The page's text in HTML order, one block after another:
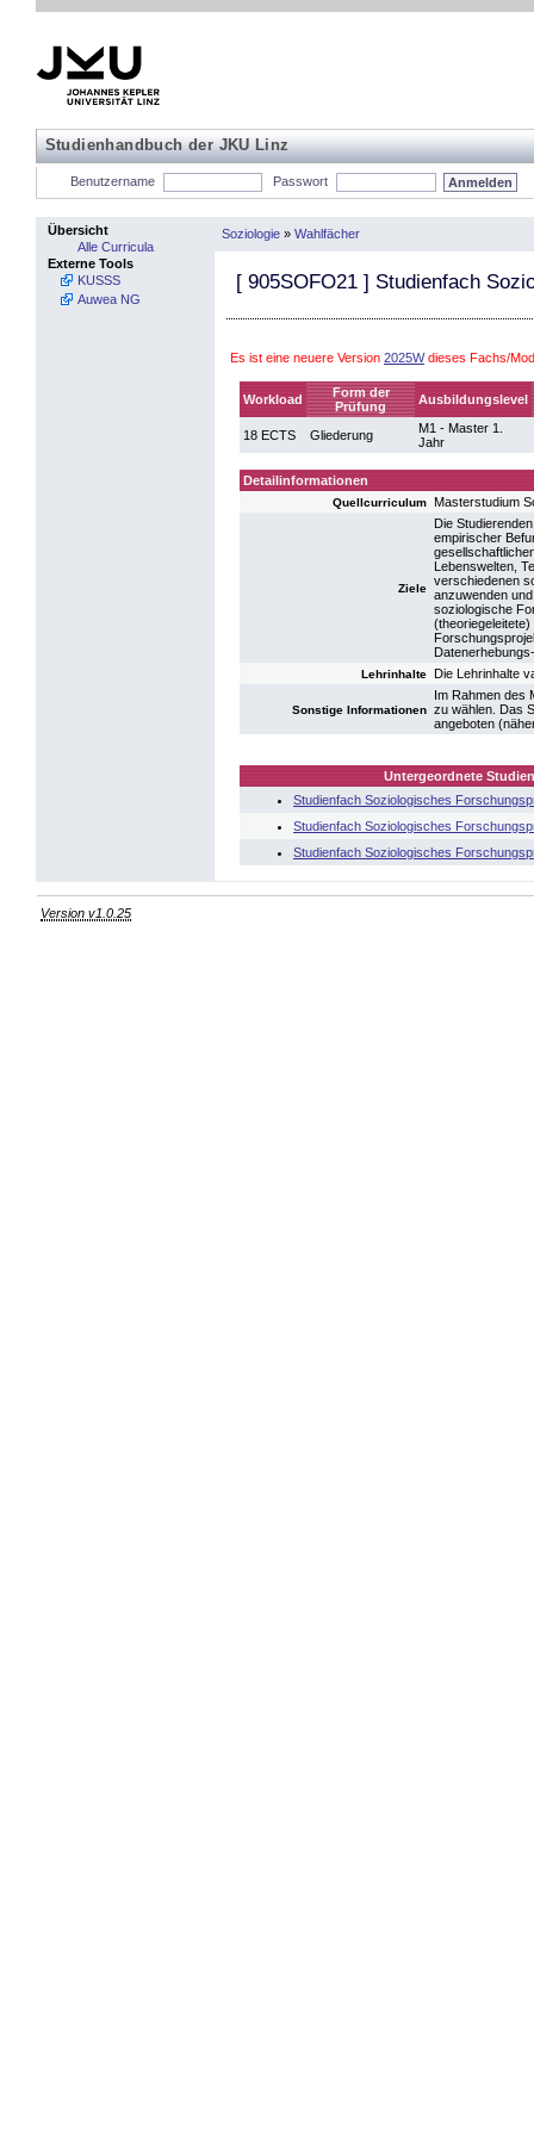
Studienhandbuch der JKU Linz
Benutzername Passwort
Übersicht
Alle Curricula
Externe Tools
KUSSS
Auwea NG
Soziologie » Wahlfächer
[ 905SOFO21 ] Studienfach
Es ist eine neuere Version 2025Wdieses Fachs/
Workload
Form der
Prüfung
Ausbildungslevel
18 ECTS Gliederung
M1 - Master 1.
Jahr
Detailinformationen
Quellcurriculum Masterstudium
Ziele
Die
empirischer
Lebenswelten,
verschiedenen
anzuwenden
soziologische
Lehrinhalte Die Lehrinhalte
Sonstige Informationen
Im Rahmen des
zu wählen. Das
angeboten
Untergeordnete
Studienfach Soziologisches
Studienfach Soziologisches
Studienfach Soziologisches
Version v1.0.25